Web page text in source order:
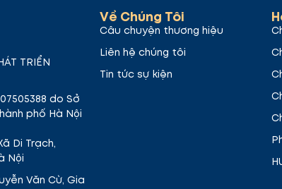
TRIỂN
do Sở
phố Hà Nội
Di Trạch,
Nội
Văn Cừ, Gia
Về Chúng Tôi
Câu chuyện thương hiệu
Liên hệ chúng tôi
Tin tức sự kiện